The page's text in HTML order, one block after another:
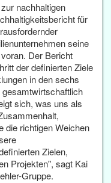
nachhaltigen
für
seine
Der Bericht
der definierten Ziele
in den sechs
sich, was uns als
die richtigen Weichen
Zielen,
Projekten", sagt Kai
Gruppe.